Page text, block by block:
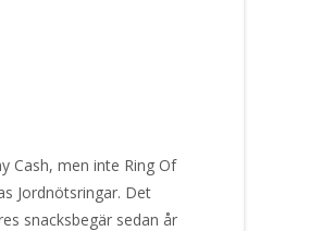
Cash, men inte Ring Of
Jordnötsringar. Det
snacksbegär sedan år